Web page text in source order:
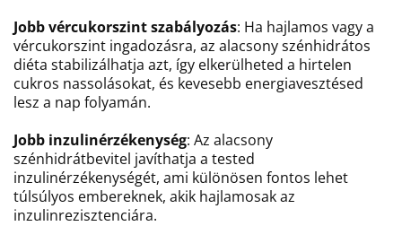
Jobb vércukorszint szabályozás: Ha hajlamos vagy a
vércukorszint ingadozásra, az alacsony szénhidrátos
diéta stabilizálhatja azt, így elkerülheted a hirtelen
cukros nassolásokat, és kevesebb energiavesztésed
lesz a nap folyamán.
Jobb inzulinérzékenység: Az alacsony
szénhidrátbevitel javíthatja a tested
inzulinérzékenységét, ami különösen fontos lehet
túlsúlyos embereknek, akik hajlamosak az
inzulinrezisztenciára.